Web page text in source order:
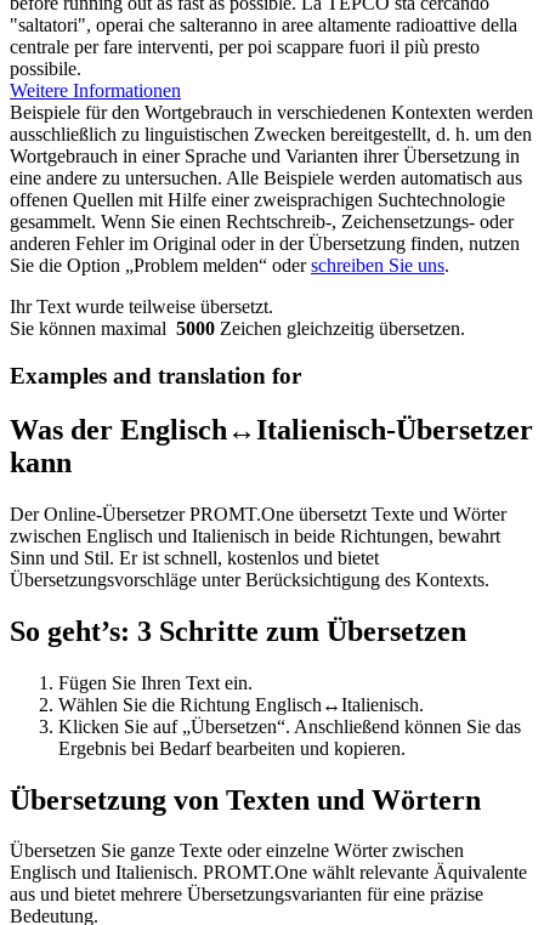
"saltatori", operai che salteranno in aree altamente radioattive della
centrale per fare interventi, per poi scappare fuori il più presto
possibile.
Weitere Informationen
Beispiele für den Wortgebrauch in verschiedenen Kontexten werden
ausschließlich zu linguistischen Zwecken bereitgestellt, d. h. um den
Wortgebrauch in einer Sprache und Varianten ihrer Übersetzung in
eine andere zu untersuchen. Alle Beispiele werden automatisch aus
offenen Quellen mit Hilfe einer zweisprachigen Suchtechnologie
gesammelt. Wenn Sie einen Rechtschreib-, Zeichensetzungs- oder
anderen Fehler im Original oder in der Übersetzung finden, nutzen
Sie die Option „Problem melden“ oderschreiben Sie uns.
Ihr Text wurde teilweise übersetzt.
Sie können maximal 5000 Zeichen gleichzeitig übersetzen.
Examples and translation for
Was der Englisch↔Italienisch-Übersetzer
kann
Der Online-Übersetzer PROMT.One übersetzt Texte und Wörter
zwischen Englisch und Italienisch in beide Richtungen, bewahrt
Sinn und Stil. Er ist schnell, kostenlos und bietet
Übersetzungsvorschläge unter Berücksichtigung des Kontexts.
So geht’s: 3 Schritte zum Übersetzen
Fügen Sie Ihren Text ein.
Wählen Sie die Richtung Englisch↔Italienisch.
Klicken Sie auf „Übersetzen“. Anschließend können Sie das
Ergebnis bei Bedarf bearbeiten und kopieren.
Übersetzung von Texten und Wörtern
Übersetzen Sie ganze Texte oder einzelne Wörter zwischen
Englisch und Italienisch. PROMT.One wählt relevante Äquivalente
aus und bietet mehrere Übersetzungsvarianten für eine präzise
Bedeutung.